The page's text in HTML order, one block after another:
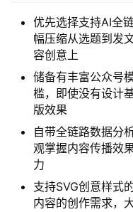
优先选择支持AI全
幅压缩从选题到发
容创意上
储备有丰富公众号
槛，即使没有设计
版效果
自带全链路数据分
观掌握内容传播效
力
支持SVG创意样式
内容的创作需求，